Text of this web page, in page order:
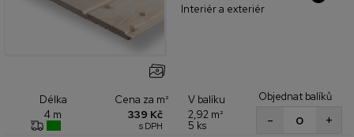
Interiér a exteriér
Délka
4 m
Cena za m²
339 Kč
s DPH
V balíku
2,92 m²
5 ks
Objednat balíků
+
-